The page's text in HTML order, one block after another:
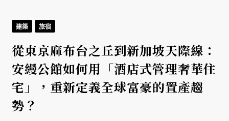
建築 旅宿
從東京麻布台之丘到新加坡天際線：
安縵公館如何用「酒店式管理奢華住
宅」，重新定義全球富豪的置產趨
勢？